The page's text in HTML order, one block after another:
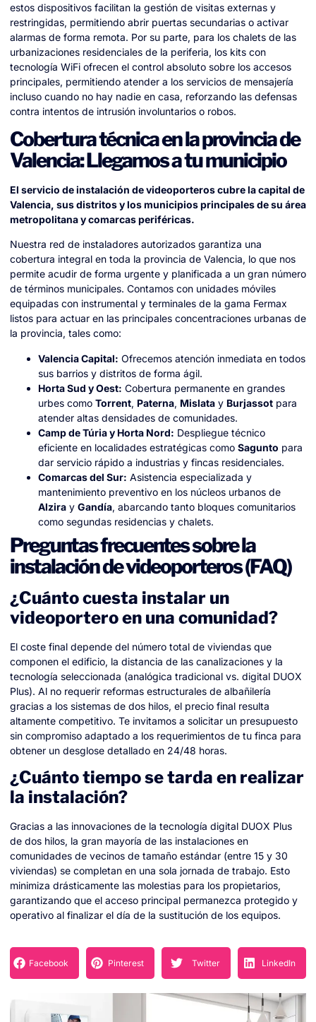
estos dispositivos facilitan la gestión de visitas externas y
restringidas, permitiendo abrir puertas secundarias o activar
alarmas de forma remota. Por su parte, para los chalets de las
urbanizaciones residenciales de la periferia, los kits con
tecnología WiFi ofrecen el control absoluto sobre los accesos
principales, permitiendo atender a los servicios de mensajería
incluso cuando no hay nadie en casa, reforzando las defensas
contra intentos de intrusión involuntarios o robos.
Cobertura técnica en la provincia de
Valencia: Llegamos a tu municipio
El servicio de instalación de videoporteros cubre la capital de
Valencia, sus distritos y los municipios principales de su área
metropolitana y comarcas periféricas.
Nuestra red de instaladores autorizados garantiza una
cobertura integral en toda la provincia de Valencia, lo que nos
permite acudir de forma urgente y planificada a un gran número
de términos municipales. Contamos con unidades móviles
equipadas con instrumental y terminales de la gama Fermax
listos para actuar en las principales concentraciones urbanas de
la provincia, tales como:
Valencia Capital: Ofrecemos atención inmediata en todos
sus barrios y distritos de forma ágil.
Horta Sud y Oest: Cobertura permanente en grandes
urbes como Torrent, Paterna, Mislata y Burjassot para
atender altas densidades de comunidades.
Camp de Túria y Horta Nord: Despliegue técnico
eficiente en localidades estratégicas como Sagunto para
dar servicio rápido a industrias y fincas residenciales.
Comarcas del Sur: Asistencia especializada y
mantenimiento preventivo en los núcleos urbanos de
Alzira y Gandía, abarcando tanto bloques comunitarios
como segundas residencias y chalets.
Preguntas frecuentes sobre la
instalación de videoporteros (FAQ)
¿Cuánto cuesta instalar un
videoportero en una comunidad?
El coste final depende del número total de viviendas que
componen el edificio, la distancia de las canalizaciones y la
tecnología seleccionada (analógica tradicional vs. digital DUOX
Plus). Al no requerir reformas estructurales de albañilería
gracias a los sistemas de dos hilos, el precio final resulta
altamente competitivo. Te invitamos a solicitar un presupuesto
sin compromiso adaptado a los requerimientos de tu finca para
obtener un desglose detallado en 24/48 horas.
¿Cuánto tiempo se tarda en realizar
la instalación?
Gracias a las innovaciones de la tecnología digital DUOX Plus
de dos hilos, la gran mayoría de las instalaciones en
comunidades de vecinos de tamaño estándar (entre 15 y 30
viviendas) se completan en una sola jornada de trabajo. Esto
minimiza drásticamente las molestias para los propietarios,
garantizando que el acceso principal permanezca protegido y
operativo al finalizar el día de la sustitución de los equipos.
Facebook Pinterest Twitter LinkedIn